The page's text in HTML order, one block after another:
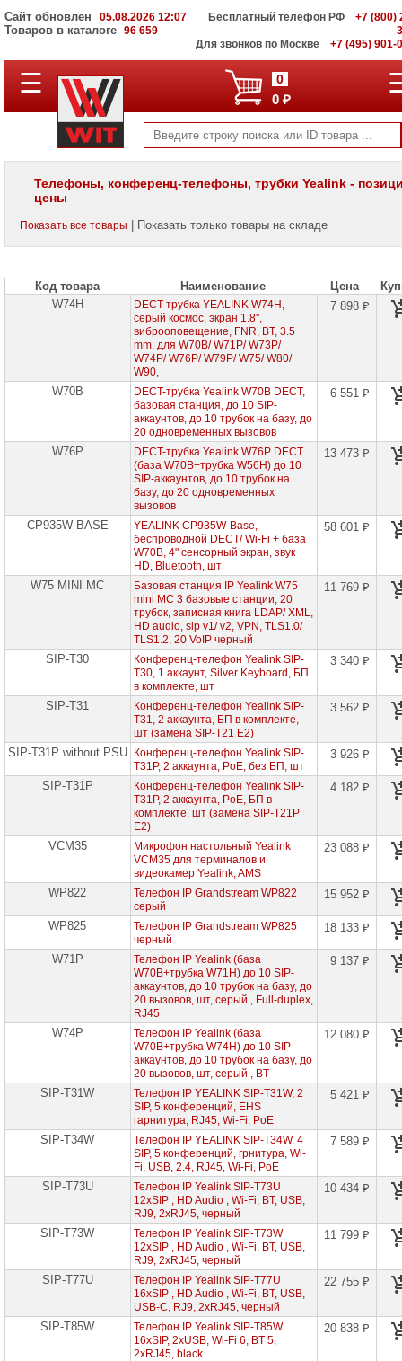
Сайт обновлен 05.08.2026 12:07
Товаров в каталоге 96 659
Бесплатный телефон РФ
+7 (800)
Для звонков по Москве
+7 (495) 901-
ПОЛНЫЙ
КАТАЛОГ
Корпоративные
серверы
WIT
Системы
данных
WIT
Мониторы
лампы
Ноутбуки
Brand
Brand
Name
Brand
Name
Name
сетевое
Оборудование
телефонии
Оборудование
IP-
телефонии
телефоны,
трубки
Модули
расширения,
и
зарядные
IP-
телефонии
Сетевое
☰ 0
0 ₽
Телефоны, конференц-телефоны, трубки Yealink -
цены
Показать все товары | Показать только товары на складе
Код товара Наименование Цена
W74H
DECT трубка YEALINK W74H,
серый космос, экран 1.8",
виброоповещение, FNR, BT, 3.5
mm, для W70B/ W71P/ W73P/
W74P/ W76P/ W79P/ W75/ W80/
W90,
7 898 ₽
W70B
DECT-трубка Yealink W70B DECT,
базовая станция, до 10 SIP-
аккаунтов, до 10 трубок на базу, до
20 одновременных вызовов
6 551 ₽
W76P
DECT-трубка Yealink W76P DECT
(база W70B+трубка W56H) до 10
SIP-аккаунтов, до 10 трубок на
базу, до 20 одновременных
вызовов
13 473 ₽
CP935W-BASE
YEALINK CP935W-Base,
беспроводной DECT/ Wi-Fi + база
W70B, 4" сенсорный экран, звук
HD, Bluetooth, шт
58 601 ₽
W75 MINI MC
Базовая станция IP Yealink W75
mini MC 3 базовые станции, 20
трубок, записная книга LDAP/ XML,
HD audio, sip v1/ v2, VPN, TLS1.0/
TLS1.2, 20 VoIP черный
11 769 ₽
SIP-T30
Конференц-телефон Yealink SIP-
T30, 1 аккаунт, Silver Keyboard, БП
в комплекте, шт
3 340 ₽
SIP-T31
Конференц-телефон Yealink SIP-
T31, 2 аккаунта, БП в комплекте,
шт (замена SIP-T21 E2)
3 562 ₽
SIP-T31P without PSU
Конференц-телефон Yealink SIP-
T31P, 2 аккаунта, PoE, без БП, шт
3 926 ₽
SIP-T31P
Конференц-телефон Yealink SIP-
T31P, 2 аккаунта, PoE, БП в
комплекте, шт (замена SIP-T21P
E2)
4 182 ₽
VCM35
Микрофон настольный Yealink
VCM35 для терминалов и
видеокамер Yealink, AMS
23 088 ₽
WP822
Телефон IP Grandstream WP822
серый
15 952 ₽
WP825
Телефон IP Grandstream WP825
черный
18 133 ₽
W71P
Телефон IP Yealink (база
W70B+трубка W71H) до 10 SIP-
аккаунтов, до 10 трубок на базу, до
20 вызовов, шт, серый , Full-duplex,
RJ45
9 137 ₽
W74P
Телефон IP Yealink (база
W70B+трубка W74H) до 10 SIP-
аккаунтов, до 10 трубок на базу, до
20 вызовов, шт, серый , BT
12 080 ₽
SIP-T31W
Телефон IP YEALINK SIP-T31W, 2
SIP, 5 конференций, EHS
гарнитура, RJ45, Wi-Fi, PoE
5 421 ₽
SIP-T34W
Телефон IP YEALINK SIP-T34W, 4
SIP, 5 конференций, грнитура, Wi-
Fi, USB, 2.4, RJ45, Wi-Fi, PoE
7 589 ₽
SIP-T73U
Телефон IP Yealink SIP-T73U
12xSIP , HD Audio , Wi-Fi, BT, USB,
RJ9, 2xRJ45, черный
10 434 ₽
SIP-T73W
Телефон IP Yealink SIP-T73W
12xSIP , HD Audio , Wi-Fi, BT, USB,
RJ9, 2xRJ45, черный
11 799 ₽
SIP-T77U
Телефон IP Yealink SIP-T77U
16xSIP , HD Audio , Wi-Fi, BT, USB,
USB-C, RJ9, 2xRJ45, черный
22 755 ₽
SIP-T85W
Телефон IP Yealink SIP-T85W
16xSIP, 2xUSB, Wi-Fi 6, BT 5,
2xRJ45, black
20 838 ₽